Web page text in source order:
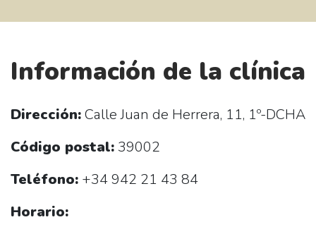
Información de la clínica
Dirección:Calle Juan de Herrera, 11, 1º-DCHA
Código postal: 39002
Teléfono: +34 942 21 43 84
Horario: